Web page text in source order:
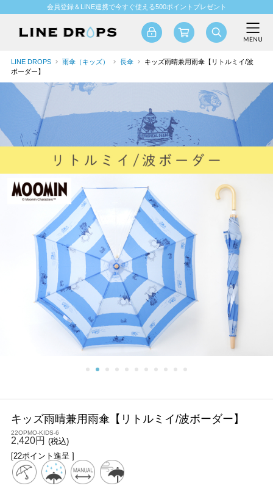
会員登録＆LINE連携で今すぐ使える500ポイントプレゼント
LINE DROPS 雨傘（キッズ） 長傘
キッズ雨晴兼用雨傘【リトルミイ/波
ボーダー】
キッズ雨晴兼用雨傘【リトルミイ/波ボーダー】
22OPMO-KIDS-6
2,420円 (税込)
[22ポイント進呈 ]